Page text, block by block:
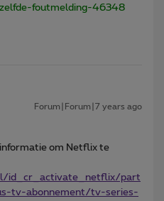
foutmelding-46348
Forum|Forum|7 years ago
informatie om Netflix te
id_cr_activate_netflix/part
tv-abonnement/tv-series-